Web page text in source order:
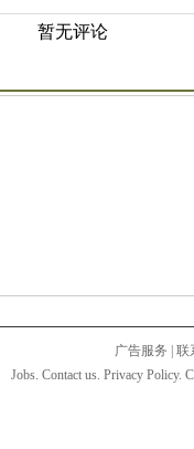
暂无评论
广告服务
联
Jobs. Contact us. Privacy Policy.